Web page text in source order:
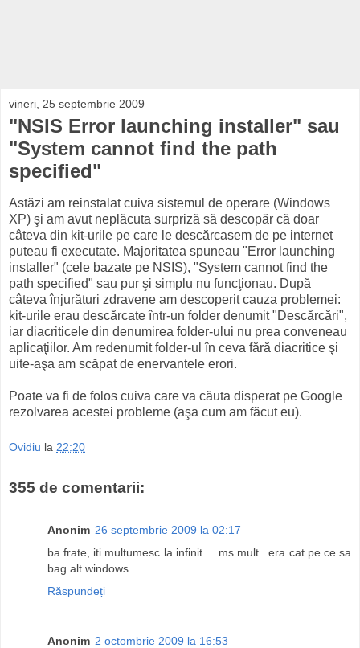
vineri, 25 septembrie 2009
"NSIS Error launching installer" sau
"System cannot find the path
specified"
Astăzi am reinstalat cuiva sistemul de operare (Windows
XP) şi am avut neplăcuta surpriză să descopăr că doar
câteva din kit-urile pe care le descărcasem de pe internet
puteau fi executate. Majoritatea spuneau "Error launching
installer" (cele bazate pe NSIS), "System cannot find the
path specified" sau pur şi simplu nu funcţionau. După
câteva înjurături zdravene am descoperit cauza problemei:
kit-urile erau descărcate într-un folder denumit "Descărcări",
iar diacriticele din denumirea folder-ului nu prea conveneau
aplicaţiilor. Am redenumit folder-ul în ceva fără diacritice şi
uite-aşa am scăpat de enervantele erori.
Poate va fi de folos cuiva care va căuta disperat pe Google
rezolvarea acestei probleme (aşa cum am făcut eu).
Ovidiu la 22:20
355 de comentarii:
Anonim 26 septembrie 2009 la 02:17
ba frate, iti multumesc la infinit ... ms mult.. era cat pe ce sa
bag alt windows...
Răspundeți
Anonim 2 octombrie 2009 la 16:53